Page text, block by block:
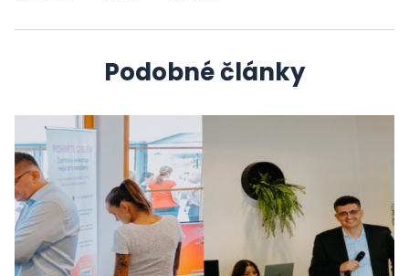
Podobné články